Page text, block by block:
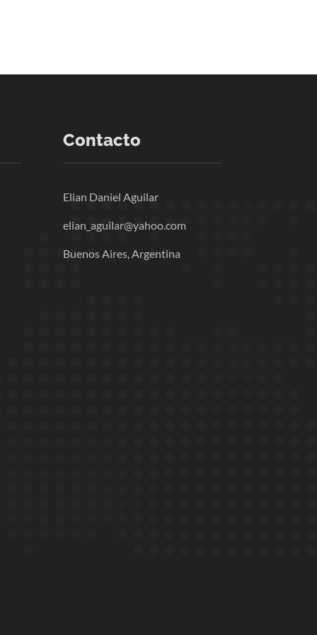
Contacto
Elian Daniel Aguilar
elian_aguilar@yahoo.com
Buenos Aires, Argentina